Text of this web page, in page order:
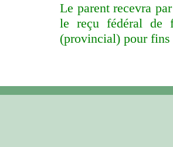
Le parent recevra
le reçu fédéral de
(provincial) pour fins